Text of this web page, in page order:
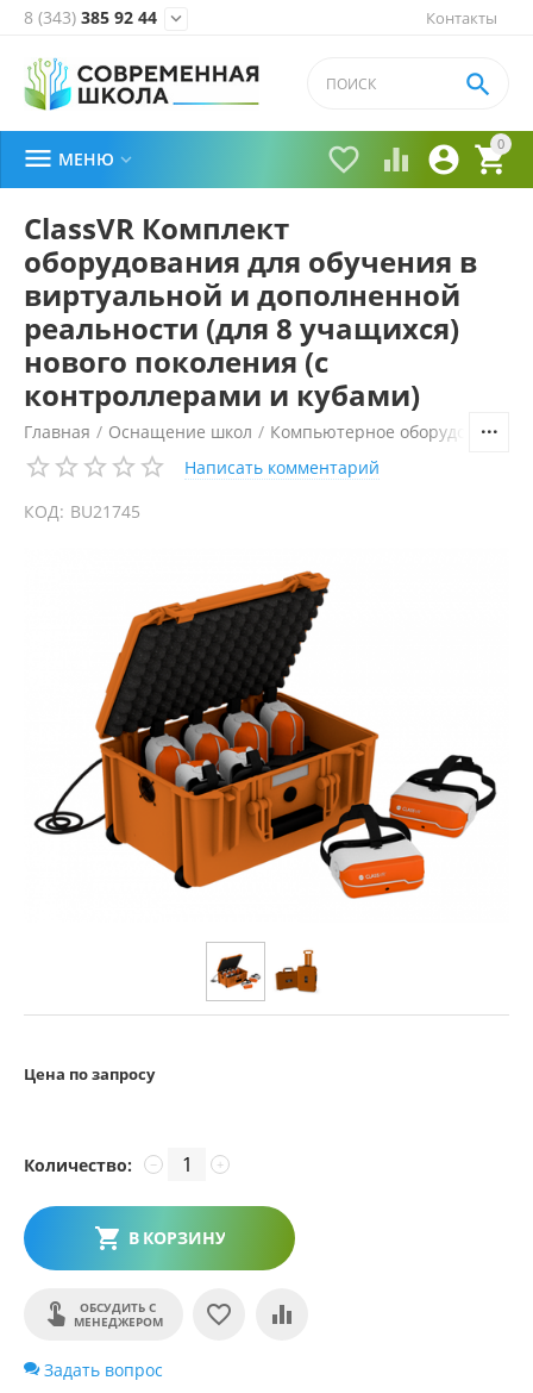
Контакты
8 (343) 385 92 44 
0


 

 МЕНЮ 
ClassVR Комплект
оборудования для обучения в
виртуальной и дополненной
реальности (для 8 учащихся)
нового поколения (с
контроллерами и кубами)
Главная / Оснащение школ / Компьютерное оборудование,
Написать комментарий
КОД: BU21745
Цена по запросу
Количество: +
−
В КОРЗИНУ
ОБСУДИТЬ С
МЕНЕДЖЕРОМ
Задать вопрос